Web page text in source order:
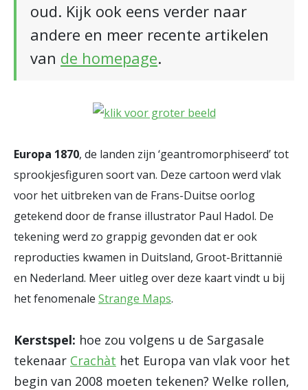
oud. Kijk ook eens verder naar
andere en meer recente artikelen
van de homepage.
Europa 1870, de landen zijn ‘geantromorphiseerd’ tot
sprookjesfiguren soort van. Deze cartoon werd vlak
voor het uitbreken van de Frans-Duitse oorlog
getekend door de franse illustrator Paul Hadol. De
tekening werd zo grappig gevonden dat er ook
reproducties kwamen in Duitsland, Groot-Brittannië
en Nederland. Meer uitleg over deze kaart vindt u bij
het fenomenale Strange Maps.
Kerstspel: hoe zou volgens u de Sargasale
tekenaar Crachàt het Europa van vlak voor het
begin van 2008 moeten tekenen? Welke rollen,